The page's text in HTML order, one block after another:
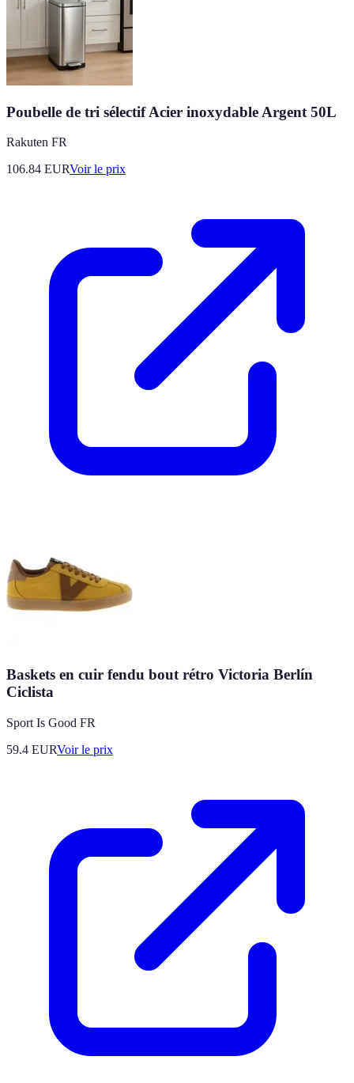
Poubelle de tri sélectif Acier inoxydable Argent 50L
Rakuten FR
106.84 EURVoir le prix
Baskets en cuir fendu bout rétro Victoria Berlín
Ciclista
Sport Is Good FR
59.4 EURVoir le prix